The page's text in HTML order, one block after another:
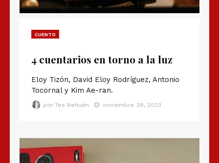
CUENTO
4 cuentarios en torno a la luz
Eloy Tizón, David Eloy Rodríguez, Antonio
Tocornal y Kim Ae-ran.
por Tes Nehuén noviembre 28, 2023